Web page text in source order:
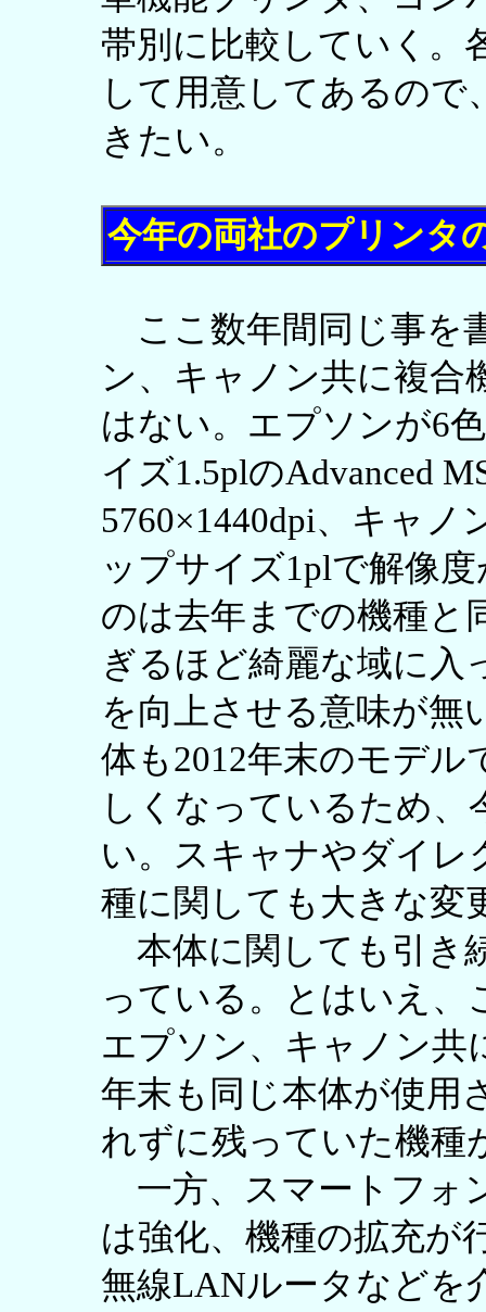
帯別に比較していく。
して用意してあるの
きたい。
今年の両社のプリンタ
ここ数年間同じ事を
ン、キャノン共に複合
はない。エプソンが6
イズ1.5plのAdvanced
5760×1440dpi、キャ
ップサイズ1plで解像
のは去年までの機種と
ぎるほど綺麗な域に入
を向上させる意味が無
体も2012年末のモデ
しくなっているため
い。スキャナやダイレ
種に関しても大きな変
本体に関しても引き
っている。とはいえ、
エプソン、キャノン共
年末も同じ本体が使用
れずに残っていた機種
一方、スマートフォ
は強化、機種の拡充が
無線LANルータなどを